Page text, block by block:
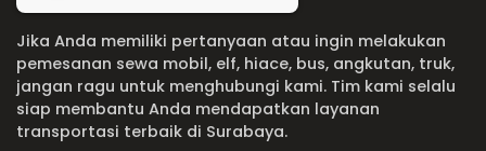
Jika Anda memiliki pertanyaan atau ingin melakukan
pemesanan sewa mobil, elf, hiace, bus, angkutan, truk,
jangan ragu untuk menghubungi kami. Tim kami selalu
siap membantu Anda mendapatkan layanan
transportasi terbaik di Surabaya.